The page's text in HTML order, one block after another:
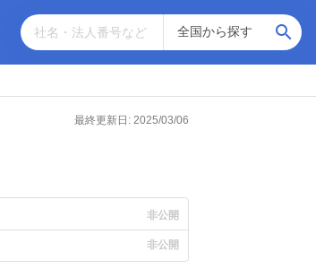
最終更新日: 2025/03/06
非公開
非公開